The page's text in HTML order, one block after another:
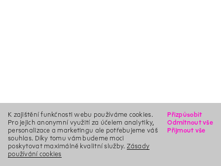
K zajištění funkčnosti webu používáme cookies.
Pro jejich anonymní využití za účelem analytiky,
personalizace a marketingu ale potřebujeme váš
souhlas. Díky tomu vám budeme moci
poskytovat maximálně kvalitní služby. Zásady
používání cookies
Přizpůsobit
Odmítnout vše
Přijmout vše